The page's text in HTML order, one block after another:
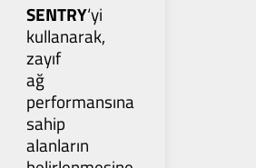
SENTRY‘yi
kullanarak,
zayıf
ağ
performansına
sahip
alanların